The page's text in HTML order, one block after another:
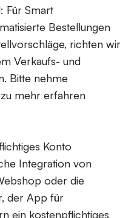
Für Smart
Bestellungen
richten wir
Verkaufs- und
Bitte nehme
mehr erfahren
Konto
Integration von
oder die
der App für
ein kostenpflichtiges